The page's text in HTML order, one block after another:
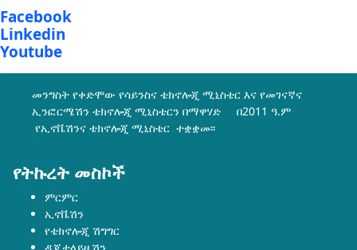
Facebook
Linkedin
Youtube
መንግስት የቀድሞው የሳይንስና ቴክኖሎጂ ሚኒስቴር እና የመገናኛና
ኢንፎርሜሽን ቴክኖሎጂ ሚኒስቴርን በማዋሃድ በ2011 ዓ.ም
የኢኖቬሽንና ቴክኖሎጂ ሚኒስቴር ተቋቋመ፡፡
የትኩረት መስኮች
ምርምር
ኢኖቬሽን
የቴክኖሎጂ ሽግግር